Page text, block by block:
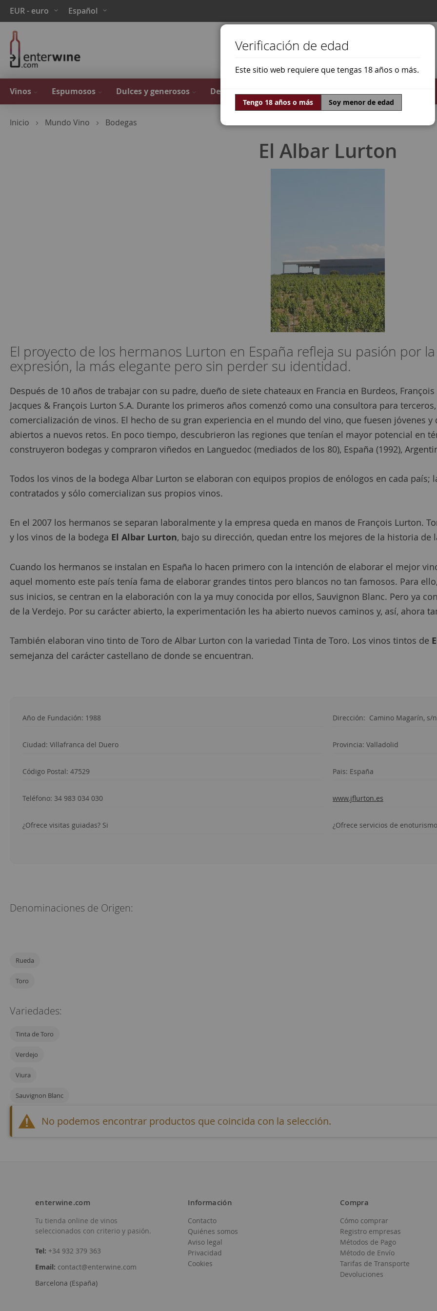
Ir
al
contenido
Moneda
EUR - euro Lenguaje
Español
Vinos Espumosos Dulces y generosos Destilados Ofertas Mundo Vino
Inicio Mundo Vino Bodegas
El Albar Lurton
El proyecto de los hermanos Lurton en España refleja su pasión por
expresión, la más elegante pero sin perder su identidad.
Después de 10 años de trabajar con su padre, dueño de siete chateaux en Francia en Burdeos,
Jacques & François Lurton S.A. Durante los primeros años comenzó como una consultora para
comercialización de vinos. El hecho de su gran experiencia en el mundo del vino, que fuesen jóvenes
abiertos a nuevos retos. En poco tiempo, descubrieron las regiones que tenían el mayor potencial en
construyeron bodegas y compraron viñedos en Languedoc (mediados de los 80), España (1992),
Todos los vinos de la bodega Albar Lurton se elaboran con equipos propios de enólogos en cada país;
contratados y sólo comercializan sus propios vinos.
En el 2007 los hermanos se separan laboralmente y la empresa queda en manos de François Lurton.
y los vinos de la bodega El Albar Lurton, bajo su dirección, quedan entre los mejores de la historia de
Cuando los hermanos se instalan en España lo hacen primero con la intención de elaborar el mejor
aquel momento este país tenía fama de elaborar grandes tintos pero blancos no tan famosos. Para
sus inicios, se centran en la elaboración con la ya muy conocida por ellos, Sauvignon Blanc. Pero ya
de la Verdejo. Por su carácter abierto, la experimentación les ha abierto nuevos caminos y, así, ahora
También elaboran vino tinto de Toro de Albar Lurton con la variedad Tinta de Toro. Los vinos tintos de
semejanza del carácter castellano de donde se encuentran.
Año de Fundación: 1988 Dirección: Camino Magarín, s/n
Ciudad: Villafranca del Duero Provincia: Valladolid
Código Postal: 47529 Pais: España
Teléfono: 34 983 034 030 www.jflurton.es
¿Ofrece visitas guiadas? Si ¿Ofrece servicios de
Denominaciones de Origen:
Rueda
Toro
Variedades:
Tinta de Toro
Verdejo
Viura
Sauvignon Blanc
No podemos encontrar productos que coincida con la selección.
enterwine.com
Tu tienda online de vinos
seleccionados con criterio y pasión.
Tel: +34 932 379 363
Email: contact@enterwine.com
Barcelona (España)
Información
Contacto
Quiénes somos
Aviso legal
Privacidad
Cookies
Compra
Cómo comprar
Registro empresas
Métodos de Pago
Método de Envío
Tarifas de Transporte
Devoluciones
Verificación de edad
Este sitio web requiere que tengas 18 años o más.
Tengo 18 años o más Soy menor de edad